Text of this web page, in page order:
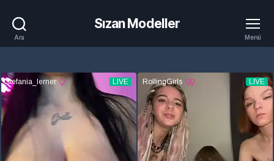
Ara
Sızan Modeller
Menü